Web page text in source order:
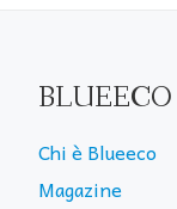
BLUEECO
Chi è Blueeco
Magazine